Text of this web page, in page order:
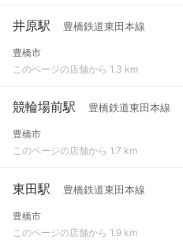
井原駅 豊橋鉄道東田本線
豊橋市
このページの店舗から 1.3 km
競輪場前駅 豊橋鉄道東田本線
豊橋市
このページの店舗から 1.7 km
東田駅 豊橋鉄道東田本線
豊橋市
このページの店舗から 1.9 km